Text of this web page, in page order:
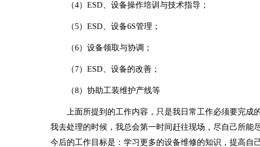
（4）ESD、设备操作培训与技术指导；
（5）ESD、设备6S管理；
（6）设备领取与协调；
（7）ESD、设备的改善；
（8）协助工装维护产线等
上面所提到的工作内容，只是我日常工作必须要完成
我去处理的时候，我总会第一时间赶往现场，尽自己所能
今后的工作目标是：学习更多的设备维修的知识，提高自